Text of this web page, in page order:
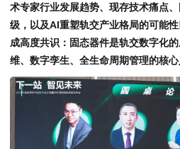
术专家行业发展趋势、现存技术痛点
级，以及AI重塑轨交产业格局的可能
成高度共识： 固态器件是轨交数字化
维、数字孪生、全生命周期管理的核心